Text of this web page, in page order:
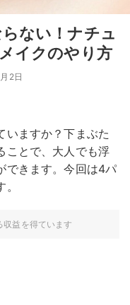
ない！ナチュ
イクのやり方
2日
いますか？下まぶた
ことで、大人でも浮
できます。今回は4パ
益を得ています